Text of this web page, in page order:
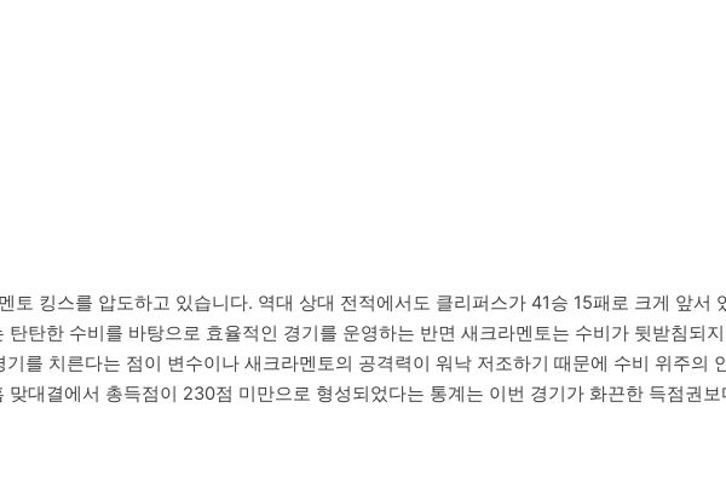
토 킹스를 압도하고 있습니다. 역대 상대 전적에서도 클리퍼스가 41승 15패로 크게 앞서
탄한 수비를 바탕으로 효율적인 경기를 운영하는 반면 새크라멘토는 수비가 뒷받침되
를 치른다는 점이 변수이나 새크라멘토의 공격력이 워낙 저조하기 때문에 수비 위주의
대결에서 총득점이 230점 미만으로 형성되었다는 통계는 이번 경기가 화끈한 득점권보